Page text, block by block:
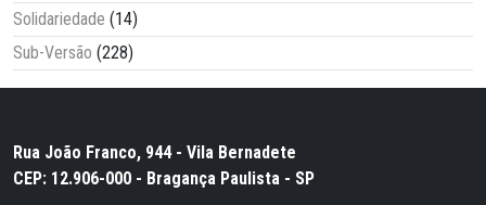
Solidariedade (14)
Sub-Versão (228)
Rua João Franco, 944 - Vila Bernadete
CEP: 12.906-000 - Bragança Paulista - SP